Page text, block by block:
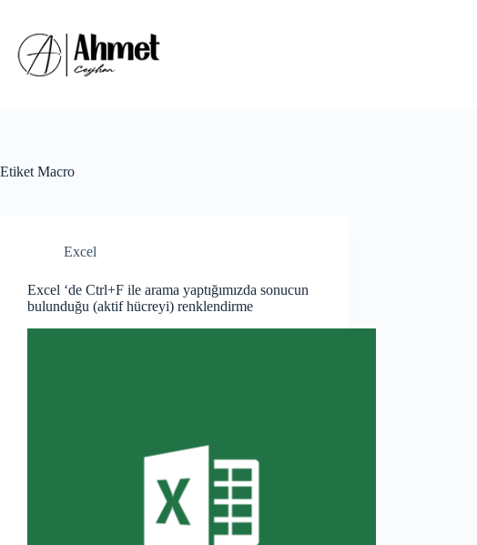
content
Etiket Macro
Excel
Excel ‘de Ctrl+F ile arama yaptığımızda sonucun
bulunduğu (aktif hücreyi) renklendirme